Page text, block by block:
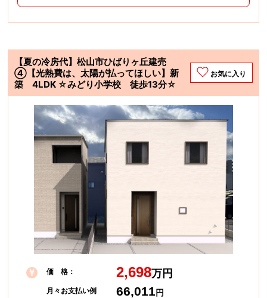
【夏の冷房代】松山市ひばりヶ丘建売
④【光熱費は、太陽が払ってほしい】新
築 4LDK ☆みどり小学校 徒歩13分☆
お気に入り
価 格： 2,698万円
月々お支払い例 66,011円